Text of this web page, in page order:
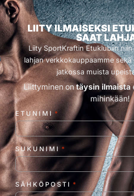
LIITY ILMAISEKSI
SAAT
Liity SportKraftin Etuklubiin
lahjan verkkokauppaamme
jatkossa muista
Liittyminen ontäysin ilmaista
mihinkään!
ETUNIMI *
SUKUNIMI *
SÄHKÖPOSTI *